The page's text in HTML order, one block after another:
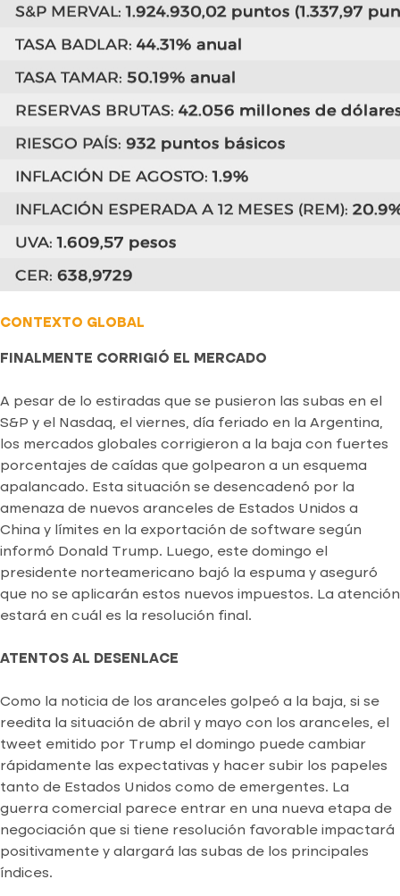
CONTEXTO GLOBAL
FINALMENTE CORRIGIÓ EL MERCADO
A pesar de lo estiradas que se pusieron las subas en el
S&P y el Nasdaq, el viernes, día feriado en la Argentina,
los mercados globales corrigieron a la baja con fuertes
porcentajes de caídas que golpearon a un esquema
apalancado. Esta situación se desencadenó por la
amenaza de nuevos aranceles de Estados Unidos a
China y límites en la exportación de software según
informó Donald Trump. Luego, este domingo el
presidente norteamericano bajó la espuma y aseguró
que no se aplicarán estos nuevos impuestos. La atención
estará en cuál es la resolución final.
ATENTOS AL DESENLACE
Como la noticia de los aranceles golpeó a la baja, si se
reedita la situación de abril y mayo con los aranceles, el
tweet emitido por Trump el domingo puede cambiar
rápidamente las expectativas y hacer subir los papeles
tanto de Estados Unidos como de emergentes. La
guerra comercial parece entrar en una nueva etapa de
negociación que si tiene resolución favorable impactará
positivamente y alargará las subas de los principales
índices.